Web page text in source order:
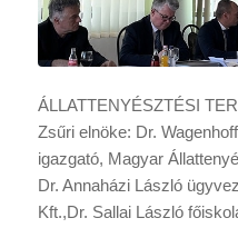
ÁLLATTENYÉSZTÉSI
Zsűri elnöke: Dr.
igazgató, Magyar
Dr. Annaházi László
Kft.,Dr. Sallai László